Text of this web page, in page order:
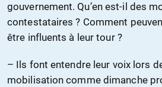
gouvernement. Qu’en est-il des
contestataires ? Comment
être influents à leur tour ?
– Ils font entendre leur voix lors
mobilisation comme dimanche